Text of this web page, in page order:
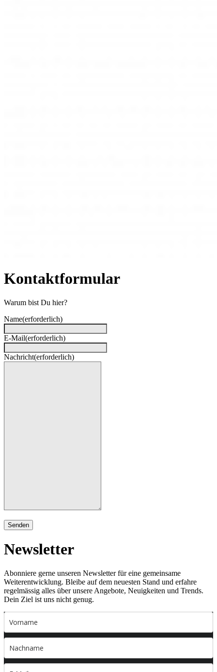
Kontaktformular
Warum bist Du hier?
Name(erforderlich)
E-Mail(erforderlich)
Nachricht(erforderlich)
Senden
Newsletter
Abonniere gerne unseren Newsletter für eine gemeinsame
Weiterentwicklung. Bleibe auf dem neuesten Stand und erfahre
regelmässig alles über unsere Angebote, Neuigkeiten und Trends.
Dein Ziel ist uns nicht genug.